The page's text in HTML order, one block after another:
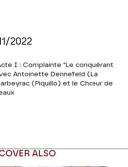
2022
I : Complainte "Le conquérant
Antoinette Dennefeld (La
(Piquillo) et le Chœur de
ALSO